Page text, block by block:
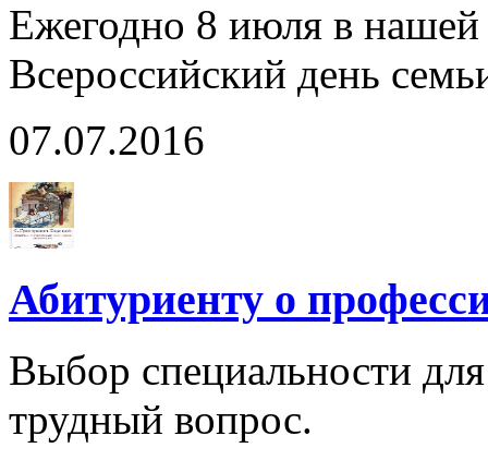
Ежегодно 8 июля в нашей
Всероссийский день
07.07.2016
Абитуриенту о
Выбор специальности
трудный вопрос.